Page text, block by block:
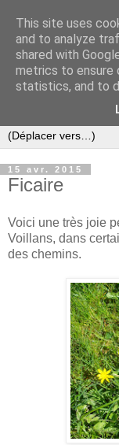
15 avr. 2015
Ficaire
Voici une très joie
Voillans, dans
des chemins.
This site uses
and to analyze
shared with
metrics to ensure
statistics, and to